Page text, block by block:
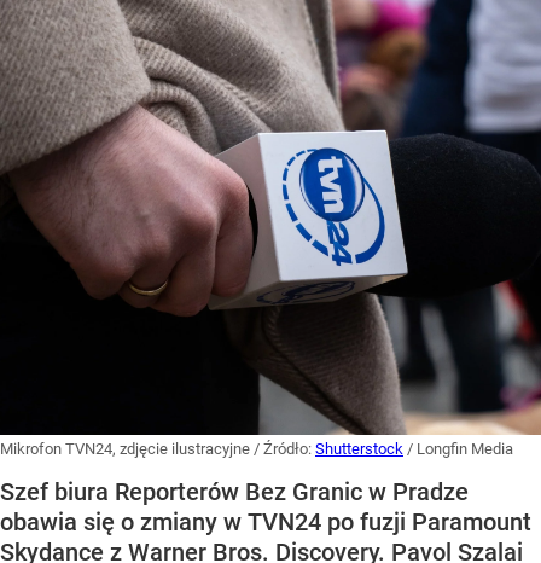
Mikrofon TVN24, zdjęcie ilustracyjne / Źródło: Shutterstock / Longfin Media
Szef biura Reporterów Bez Granic w Pradze
obawia się o zmiany w TVN24 po fuzji Paramount
Skydance z Warner Bros. Discovery. Pavol Szalai